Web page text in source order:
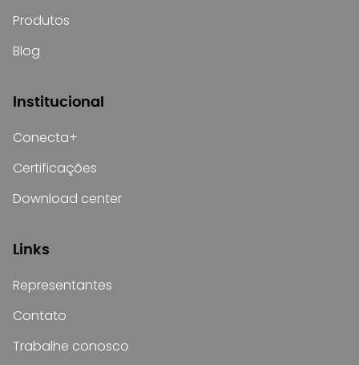
Produtos
Blog
Institucional
Conecta+
Certificações
Download center
Links
Representantes
Contato
Trabalhe conosco